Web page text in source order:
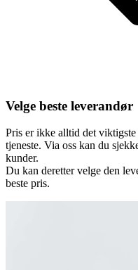
Velge beste leverandør
Pris er ikke alltid det
tjeneste. Via oss kan du
kunder.
Du kan deretter velge den
beste pris.